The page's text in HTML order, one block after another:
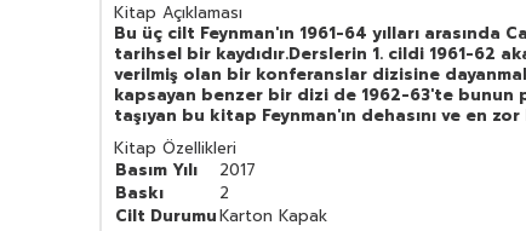
Kitap Açıklaması
Bu üç cilt Feynman'ın 1961-64 yılları
tarihsel bir kaydıdır.Derslerin 1. cildi 1961-62
verilmiş olan bir konferanslar dizisine
kapsayan benzer bir dizi de 1962-63'te bunun
taşıyan bu kitap Feynman'ın dehasını ve en
Kitap Özellikleri
Basım Yılı
2017
Baskı
2
Cilt DurumuKarton Kapak